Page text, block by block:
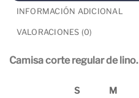
INFORMACIÓN ADICIONAL
VALORACIONES (0)
Camisa corte regular de lino.
S M